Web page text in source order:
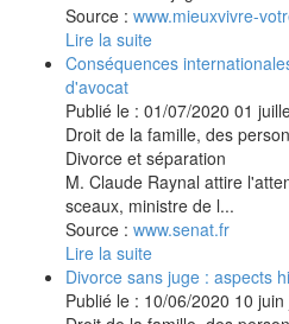
Source : www.mieuxvivre-
Lire la suite
Conséquences
d'avocat
Publié le : 01/07/2020 01
Droit de la famille, des
Divorce et séparation
M. Claude Raynal attire
sceaux, ministre de l...
Source : www.senat.fr
Lire la suite
Divorce sans juge : aspects
Publié le : 10/06/2020 10 juin